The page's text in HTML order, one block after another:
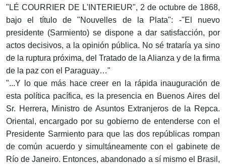
"LÉ COURRIER DE L'INTERIEUR", 2 de octubre de 1868,
bajo el título de "Nouvelles de la Plata": -"El nuevo
presidente (Sarmiento) se dispone a dar satisfacción, por
actos decisivos, a la opinión pública. No sé trataría ya sino
de la ruptura próxima, del Tratado de la Alianza y de la firma
de la paz con el Paraguay…"
"...Y lo que más hace creer en la rápida inauguración de
esta política pacífica, es la presencia en Buenos Aires del
Sr. Herrera, Ministro de Asuntos Extranjeros de la Repca.
Oriental, encargado por su gobierno de entenderse con el
Presidente Sarmiento para que las dos repúblicas rompan
de común acuerdo y simultáneamente con el gabinete de
Río de Janeiro. Entonces, abandonado a sí mismo el Brasil,